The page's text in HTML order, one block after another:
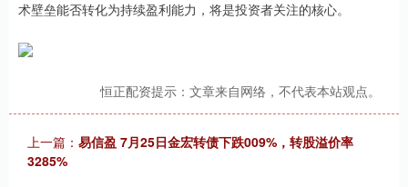
术壁垒能否转化为持续盈利能力，将是投资者关注的核心。
恒正配资提示：文章来自网络，不代表本站观点。
上一篇： 易信盈 7月25日金宏转债下跌009%，转股溢价率
3285%